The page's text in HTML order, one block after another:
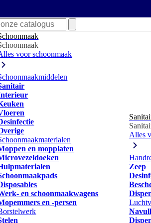
voor schoonmaak
en mopplaten
en schoonmaakwagens
en -persen
Alles
Zeep